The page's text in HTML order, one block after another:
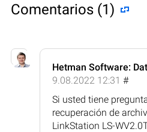
Comentarios (1)
Hetman Software:
9.08.2022 12:31 #
Si usted tiene
recuperación de
LinkStation LS-